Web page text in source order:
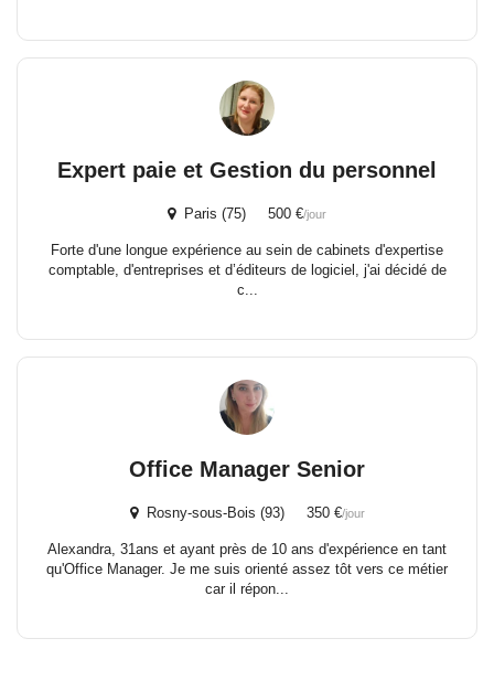
Expert paie et Gestion du personnel
Paris (75) 500 €/jour
Forte d'une longue expérience au sein de cabinets d'expertise
comptable, d'entreprises et d’éditeurs de logiciel, j'ai décidé de
c...
Office Manager Senior
Rosny-sous-Bois (93) 350 €/jour
Alexandra, 31ans et ayant près de 10 ans d'expérience en tant
qu'Office Manager. Je me suis orienté assez tôt vers ce métier
car il répon...